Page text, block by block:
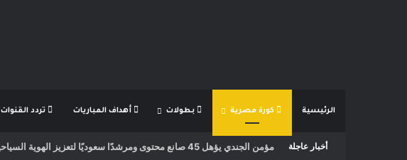
الرئيسية كورة مصرية بطولات أهداف المباريات تردد القنوات
أخبار عاجلة
إطلاق برنامج “ثانية بس”.. حكايات مؤمن الجندي من كواليس الرحلة